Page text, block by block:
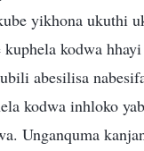
yikhona ukuthi
kuphela kodwa
abesilisa
kodwa inhloko
Unganquma